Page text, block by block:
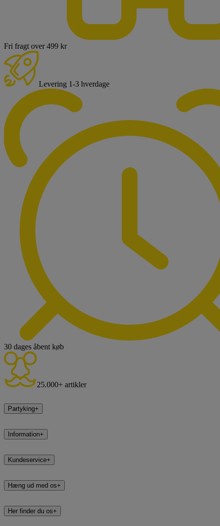
Fri fragt over 499 kr
Levering 1-3 hverdage
30 dages åbent køb
25.000+ artikler
Partyking+
Information+
Kundeservice+
Hæng ud med os+
Her finder du os+